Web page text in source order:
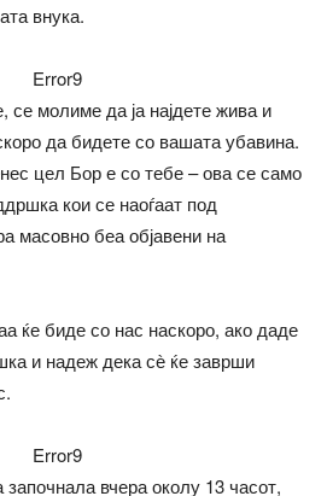
внука.
Error9
се молиме да ја најдете жива и
да бидете со вашата убавина.
цел Бор е со тебе – ова се само
кои се наоѓаат под
масовно беа објавени на
ќе биде со нас наскоро, ако даде
и надеж дека сѐ ќе заврши
Error9
вчера околу 13 часот,